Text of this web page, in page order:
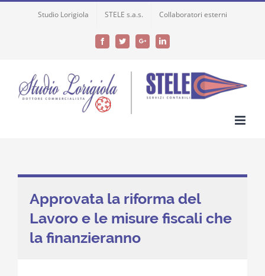
Studio Lorigiola STELE s.a.s. Collaboratori esterni
FacebookTwitterGoogle+LinkedIn
Approvata la riforma del
Lavoro e le misure fiscali che
la finanzieranno